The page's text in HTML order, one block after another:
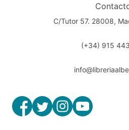
C/Tutor 57. 28008,
(+34) 915